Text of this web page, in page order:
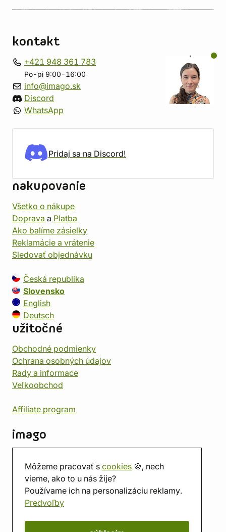
Môžeme pracovať s cookies 🍪, nech
vieme, ako to u nás žije?
Používame ich na personalizáciu reklamy.
Predvoľby
kontakt
+421 948 361 783
Po-pi 9:00-16:00
info@imago.sk
Discord
WhatsApp
Pridaj sa na Discord!
nakupovanie
Všetko o nákupe
Doprava a Platba
Ako balíme zásielky
Reklamácie a vrátenie
Sledovať objednávku
Česká republika
Slovensko
English
Deutsch
užitočné
Obchodné podmienky
Ochrana osobných údajov
Rady a informace
Veľkoobchod
Affiliate program
imago
Predajňa
Herňa
O nás
Hodnotenie obchodu